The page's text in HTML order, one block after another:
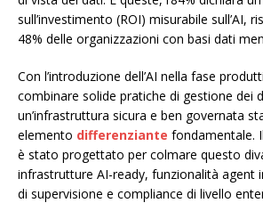
sull’investimento (ROI) misurabile sull’AI,
48% delle organizzazioni con basi dati
Con l’introduzione dell’AI nella fase
combinare solide pratiche di gestione dei
un’infrastruttura sicura e ben governata
elemento differenziante fondamentale.
è stato progettato per colmare questo
infrastrutture AI-ready, funzionalità agent
di supervisione e compliance di livello